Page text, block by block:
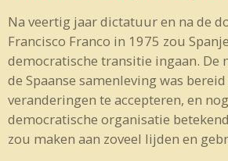
Na veertig jaar dictatuur en na de
Francisco Franco in 1975 zou
democratische transitie ingaan. De
de Spaanse samenleving was
veranderingen te accepteren, en
democratische organisatie
zou maken aan zoveel lijden en